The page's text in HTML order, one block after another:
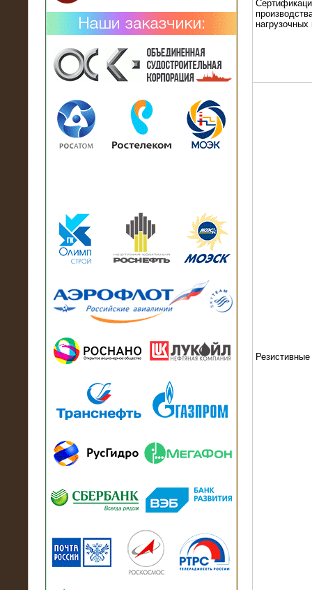
02.02.2019
Нагрузочный комплекс 26 МВт (10
кВ) поставлен в аренду на
13.07.2018
модуль в контейнере 2700 кВА на
Балтийский завод
Активно-реактивные нагрузочные
модули 15 МВт (21,5 МВА) На Кубок
конфедераций